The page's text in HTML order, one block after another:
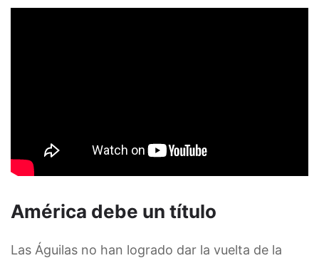
América debe un título
Las Águilas no han logrado dar la vuelta de la